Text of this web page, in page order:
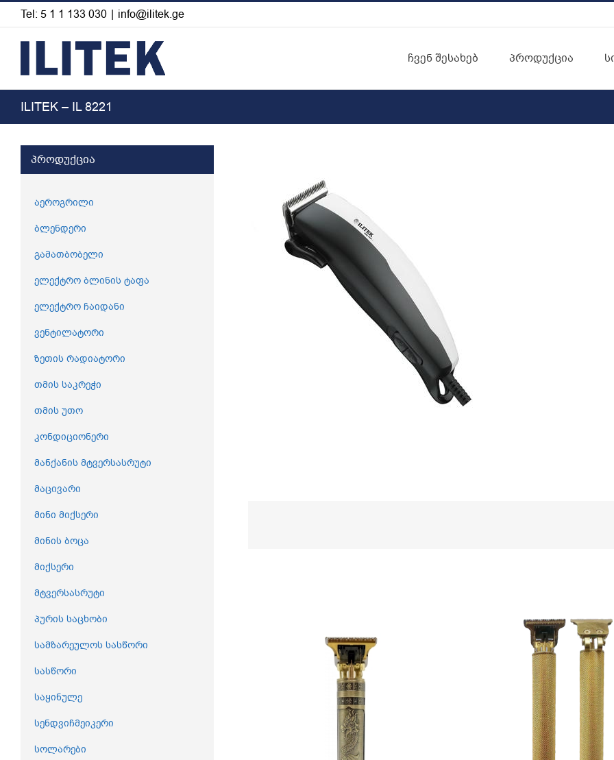
Skip
Tel: 5 1 1 133 030 | info@ilitek.ge
ჩვენ შესახებ პროდუქცია
ILITEK – IL 8221
პროდუქცია
აეროგრილი
ბლენდერი
გამათბობელი
ელექტრო ბლინის ტაფა
ელექტრო ჩაიდანი
ვენტილატორი
ზეთის რადიატორი
თმის საკრეჭი
თმის უთო
კონდიციონერი
მანქანის მტვერსასრუტი
მაცივარი
მინი მიქსერი
მინის ბოცა
მიქსერი
მტვერსასრუტი
პურის საცხობი
სამზარეულოს სასწორი
სასწორი
საყინულე
სენდვიჩმეიკერი
სოლარები